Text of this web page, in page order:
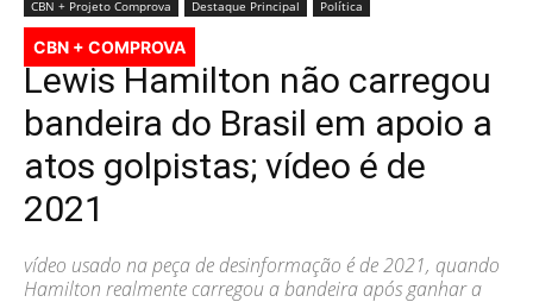
CBN + Projeto Comprova Destaque Principal Política
CBN + COMPROVA
Lewis Hamilton não carregou
bandeira do Brasil em apoio a
atos golpistas; vídeo é de
2021
vídeo usado na peça de desinformação é de 2021, quando
Hamilton realmente carregou a bandeira após ganhar a